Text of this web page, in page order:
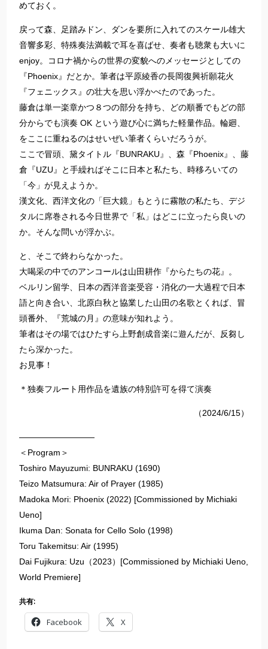
めておく。
戻って森、足踏みドン、ダンを要所に入れてのスケール雄大
音響多彩、特殊奏法満載で耳を喜ばせ、奏者も聴衆も大いに
enjoy。コロナ禍からの世界の変貌へのメッセージとしての
『Phoenix』だとか。筆者は平原綾香の長岡復興祈願花火
『フェニックス』の壮大を思い浮かべたのであった。
藤倉は単一楽章かつ８つの部分を持ち、どの順番でもどの部
分からでも演奏 OK という遊び心に満ちた軽量作品。輪廻、
をここに重ねるのはせいぜい筆者くらいだろうが。
ここで冒頭、黛タイトル『BUNRAKU』、森『Phoenix』、藤
倉『UZU』と手繰ればそこに日本と私たち、時移ろいての
「今」が見えようか。
漢文化、西洋文化の「巨大鏡」もとうに霧散の私たち、デジ
タルに席巻される今日世界で「私」はどこに立ったら良いの
か。そんな問いが浮かぶ。
と、そこで終わらなかった。
大喝采の中でのアンコールは山田耕作『からたちの花』。
ベルリン留学、日本の西洋音楽受容・消化の一大過程で日本
語と向き合い、北原白秋と協業した山田の名歌とくれば、冒
頭番外、『荒城の月』の意味が知れよう。
筆者はその場ではひたすら上野創成音楽に遊んだが、反芻し
たら深かった。
お見事！
＊独奏フルート用作品を遺族の特別許可を得て演奏
（2024/6/15）
―――――――――
＜Program＞
Toshiro Mayuzumi: BUNRAKU (1690)
Teizo Matsumura: Air of Prayer (1985)
Madoka Mori: Phoenix (2022) [Commissioned by Michiaki
Ueno]
Ikuma Dan: Sonata for Cello Solo (1998)
Toru Takemitsu: Air (1995)
Dai Fujikura: Uzu（2023）[Commissioned by Michiaki Ueno,
World Premiere]
共有:
Facebook X